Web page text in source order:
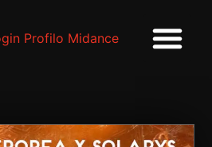
Profilo Midance